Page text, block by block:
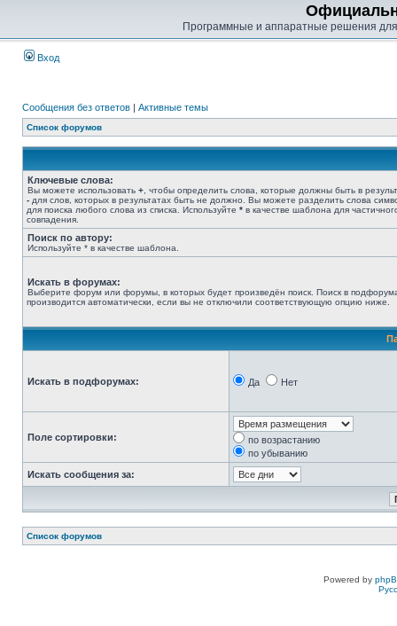
Программные и аппаратные решения
Вход
Сообщения без ответов | Активные темы
Список форумов
Ключевые слова:
Вы можете использовать + , чтобы определить слова, которые должны быть в
- для слов, которых в результатах быть не должно. Вы можете разделить слова
для поиска любого слова из списка. Используйте * в качестве шаблона для
совпадения.
Поиск по автору:
Используйте * в качестве шаблона.
Искать в форумах:
Выберите форум или форумы, в которых будет произведён поиск. Поиск в
производится автоматически, если вы не отключили соответствующую опцию ниже.
Искать в подфорумах: Да Нет
Поле сортировки:
по возрастанию
по убыванию
Искать сообщения за:
Список форумов
Powered by